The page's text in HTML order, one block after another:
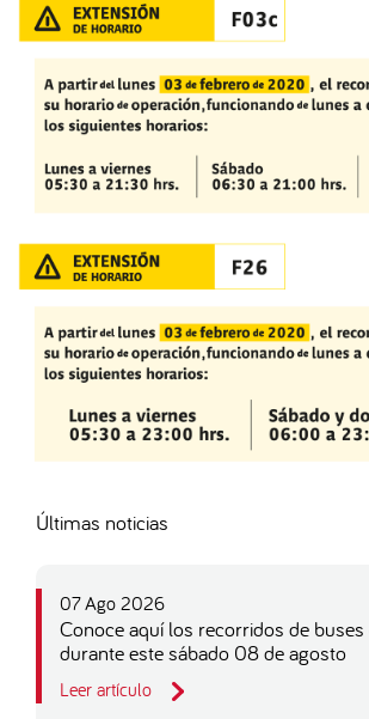
Últimas noticias
07 Ago 2026
Conoce aquí los recorridos de
durante este sábado 08 de agosto
Leer artículo